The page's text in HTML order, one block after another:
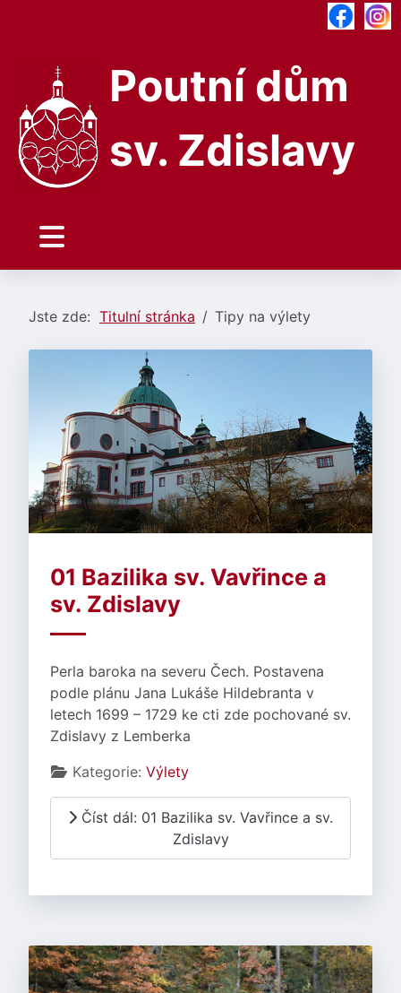
Poutní dům
sv. Zdislavy
Jste zde: Titulní stránka Tipy na výlety
01 Bazilika sv. Vavřince a
sv. Zdislavy
Perla baroka na severu Čech. Postavena
podle plánu Jana Lukáše Hildebranta v
letech 1699 – 1729 ke cti zde pochované sv.
Zdislavy z Lemberka
Základní údaje
Kategorie: Výlety
Číst dál: 01 Bazilika sv. Vavřince a sv.
Zdislavy